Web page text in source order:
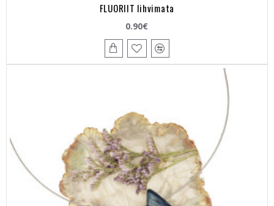
FLUORIIT lihvimata
0.90€